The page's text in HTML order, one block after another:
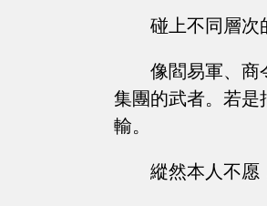
碰上不同層次
像閻易軍、商
集團的武者。若是
輸。
縱然本人不愿